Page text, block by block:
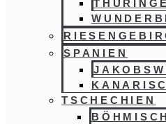
SPANIEN
TSCHECHIEN